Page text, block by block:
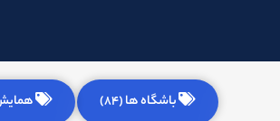
باشگاه ها (84) همایش